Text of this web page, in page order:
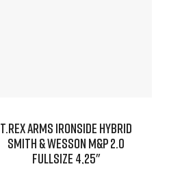
T.REX ARMS IRONSIDE HYBRID
Smith & Wesson M&P 2.0
Fullsize 4,25"